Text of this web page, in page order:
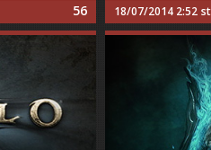
56
18/07/2014 2:52